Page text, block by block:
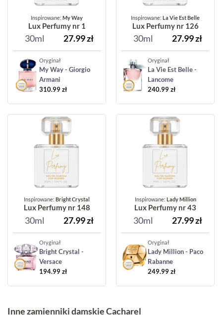
Inspirowane: My Way
Lux Perfumy nr 1
30ml 27.99zł
Oryginał
My Way - Giorgio
Armani
310.99zł
Inspirowane: La Vie Est Belle
Lux Perfumy nr 126
30ml 27.99zł
Oryginał
La Vie Est Belle -
Lancome
240.99zł
Inspirowane: Bright Crystal
Lux Perfumy nr 148
30ml 27.99zł
Oryginał
Bright Crystal -
Versace
194.99zł
Inspirowane: Lady Million
Lux Perfumy nr 43
30ml 27.99zł
Oryginał
Lady Million - Paco
Rabanne
249.99zł
Inne zamienniki damskie Cacharel